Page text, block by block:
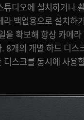
디오에 설치하거나
라 백업용으로 설치하
을 확보해 항상 카메
8개의 개별 하드 디스
스크를 동시에 사용
출력을 탑재해 TV나
간으로 볼 수 있습니다.
상태를 나타내는 세련